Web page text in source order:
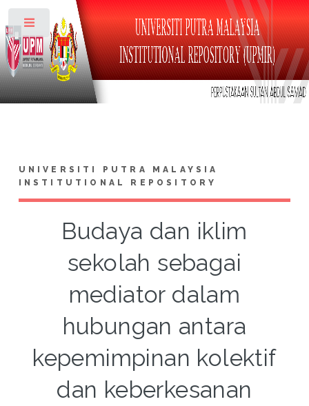
UNIVERSITI PUTRA MALAYSIA
INSTITUTIONAL REPOSITORY
Budaya dan iklim
sekolah sebagai
mediator dalam
hubungan antara
kepemimpinan kolektif
dan keberkesanan
Toggle